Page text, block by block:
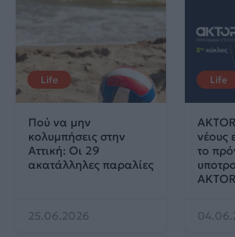
Life
Πού να μην
κολυμπήσεις στην
Αττική: Οι 29
ακατάλληλες παραλίες
25.06.2026
Life
νέους
το